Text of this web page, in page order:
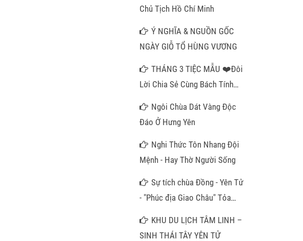
Chủ Tịch Hồ Chí Minh
Ý NGHĨA & NGUỒN GỐC
NGÀY GIỖ TỔ HÙNG VƯƠNG
THÁNG 3 TIỆC MẪU ❤️Đôi
Lời Chia Sẻ Cùng Bách Tính
Ngôi Chùa Dát Vàng Độc
Đáo Ở Hưng Yên
Nghi Thức Tôn Nhang Đội
Mệnh - Hay Thờ Người Sống
Sự tích chùa Đồng - Yên Tử
- "Phúc địa Giao Châu" Tỏa
KHU DU LỊCH TÂM LINH –
SINH THÁI TÂY YÊN TỬ